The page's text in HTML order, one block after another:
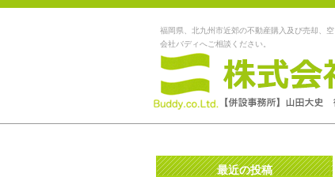
福岡県、北九州市近郊の不動産購入及び売却、
会社バディへご相談ください。
最近の投稿